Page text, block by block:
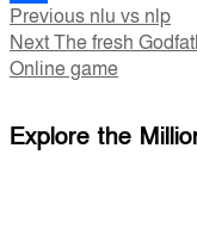
Share
Post
navigation
Previous Previous
post:
nlu vs nlp
NextNext
post:
The fresh
Online game
Explore the